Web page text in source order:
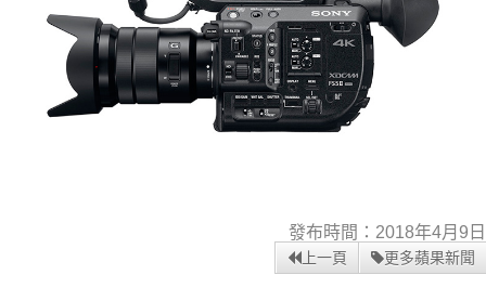
發布時間：2018年4月9日
上一頁 更多蘋果新聞